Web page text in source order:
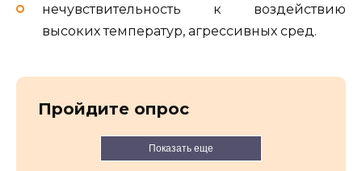
нечувствительность к воздействию
высоких температур, агрессивных сред.
Пройдите опрос
Показать еще